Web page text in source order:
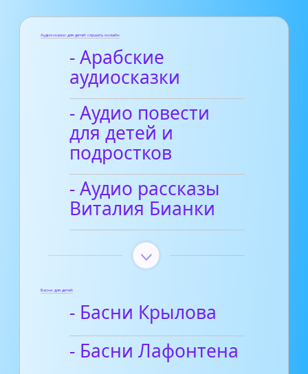
Аудиосказки для детей слушать онлайн
- Арабские
аудиосказки
- Аудио повести
для детей и
подростков
- Аудио рассказы
Виталия Бианки
Басни для детей
- Басни Крылова
- Басни Лафонтена